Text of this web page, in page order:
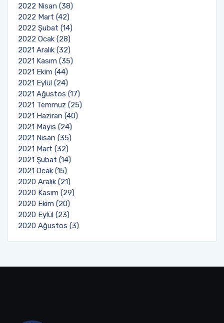
2022 Nisan (38)
2022 Mart (42)
2022 Şubat (14)
2022 Ocak (28)
2021 Aralık (32)
2021 Kasım (35)
2021 Ekim (44)
2021 Eylül (24)
2021 Ağustos (17)
2021 Temmuz (25)
2021 Haziran (40)
2021 Mayıs (24)
2021 Nisan (35)
2021 Mart (32)
2021 Şubat (14)
2021 Ocak (15)
2020 Aralık (21)
2020 Kasım (29)
2020 Ekim (20)
2020 Eylül (23)
2020 Ağustos (3)